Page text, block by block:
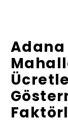
Adana